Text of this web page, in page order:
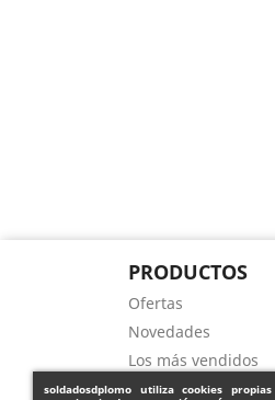
soldadosdplomo utiliza cookies
PRODUCTOS
Ofertas
Novedades
Los más vendidos
Contacte con